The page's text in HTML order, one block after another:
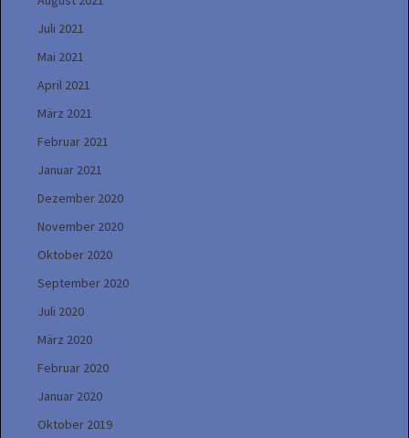
Juli 2021
Mai 2021
April 2021
März 2021
Februar 2021
Januar 2021
Dezember 2020
November 2020
Oktober 2020
September 2020
Juli 2020
März 2020
Februar 2020
Januar 2020
Oktober 2019